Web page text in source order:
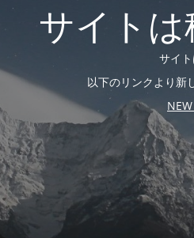
サイト
サイト
以下のリンクより新